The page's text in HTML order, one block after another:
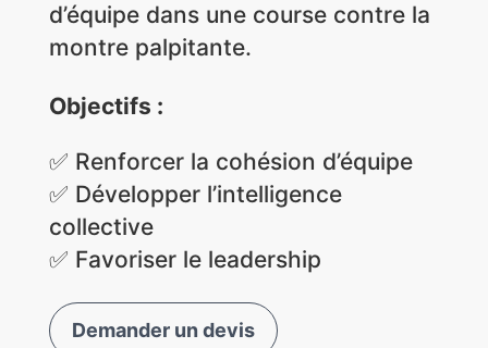
d’équipe dans une course contre la
montre palpitante.
Objectifs :
✅ Renforcer la cohésion d’équipe
✅ Développer l’intelligence
collective
✅ Favoriser le leadership
Demander un devis